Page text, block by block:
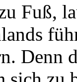
Fuß,
Denn